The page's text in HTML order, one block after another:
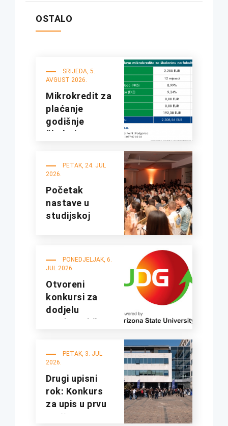
OSTALO
SRIJEDA, 5.
AVGUST 2026.
Mikrokredit za
plaćanje
godišnje
školarine na
PETAK, 24. JUL
2026.
Početak
nastave u
studijskoj
PONEDJELJAK, 6.
JUL 2026.
Otvoreni
konkursi za
dodjelu
studentskih
studijsku
2026/2027.
godinu
PETAK, 3. JUL
2026.
Drugi upisni
rok: Konkurs
za upis u prvu
godinu